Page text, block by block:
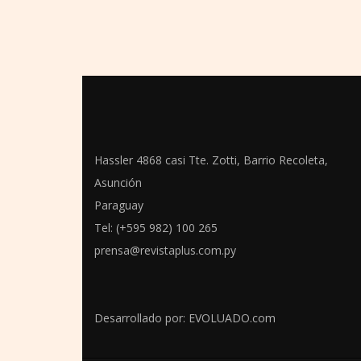
Hassler 4868 casi Tte. Zotti, Barrio Recoleta,
Asunción
Paraguay
Tel: (+595 982) 100 265
prensa@revistaplus.com.py
Desarrollado por: EVOLUADO.com